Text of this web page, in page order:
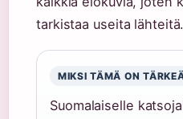
tarkistaa useita lähteitä.
MIKSI TÄMÄ ON
Suomalaiselle